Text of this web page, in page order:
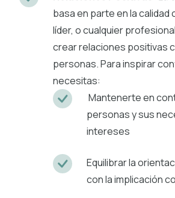
basa en parte en la calidad
líder, o cualquier
crear relaciones positivas
personas. Para inspirar
necesitas:
Mantenerte en
personas y sus
intereses
Equilibrar la
con la implicación